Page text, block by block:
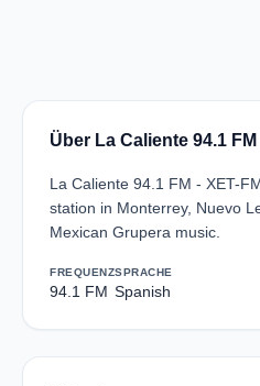
Über La Caliente 94.1 FM
La Caliente 94.1 FM - XET-
station in Monterrey, Nuevo
Mexican Grupera music.
FREQUENZ
94.1 FM
SPRACHE
Spanish